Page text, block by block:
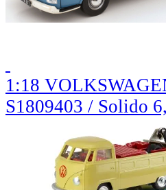
1:18
S1809403 / Solido